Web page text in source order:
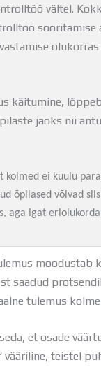
vältel.
sooritamise
käitumine,
jaoks nii
kolmed ei kuulu
õpilased võivad
aga igat
moodustab
saadud
tulemus
et osade
teistel